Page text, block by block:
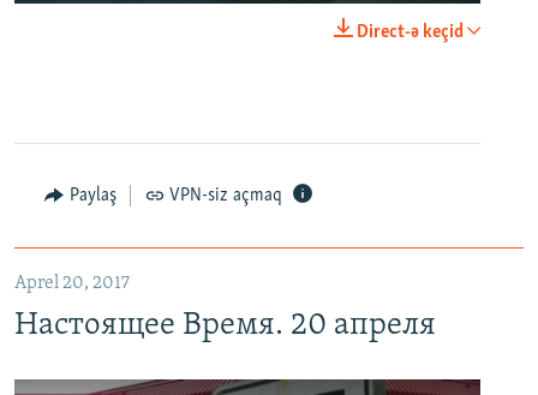
Direct-ə keçid
Paylaş VPN-siz açmaq
Aprel 20, 2017
Настоящее Время. 20 апреля